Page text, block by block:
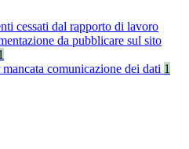
cessati dal rapporto di lavoro
da pubblicare sul sito
comunicazione dei dati 1